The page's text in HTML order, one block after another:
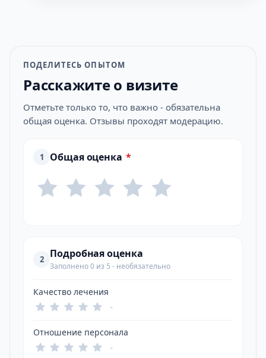
ПОДЕЛИТЕСЬ ОПЫТОМ
Расскажите о визите
Отметьте только то, что важно - обязательна
общая оценка. Отзывы проходят модерацию.
1 Общая оценка *
2 Подробная оценка
Заполнено 0 из 5 - необязательно
Качество лечения
-
Отношение персонала
-